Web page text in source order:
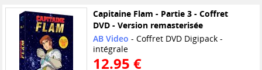
Capitaine Flam - Partie 3 - Coffret
DVD - Version remasterisée
AB Video - Coffret DVD Digipack -
intégrale
12.95 €